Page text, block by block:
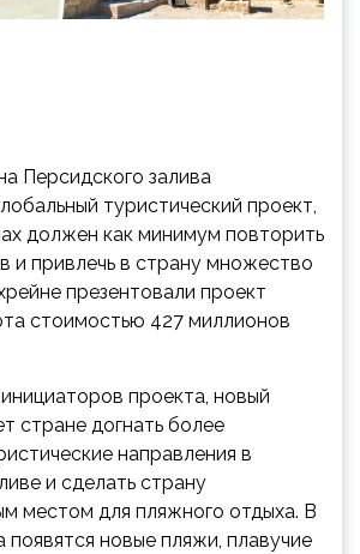
Персидского залива
туристический проект,
должен как минимум повторить
и привлечь в страну множество
презентовали проект
стоимостью 427 миллионов
проекта, новый
стране догнать более
направления в
и сделать страну
местом для пляжного отдыха. В
появятся новые пляжи, плавучие